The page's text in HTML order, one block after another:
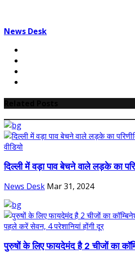
News Desk
दिल्ली में वड़ा पाव बेचने वाले लड़के का
News Desk Mar 31, 2024
पुरुषों के लिए फायदेमंद है 2 चीजों का